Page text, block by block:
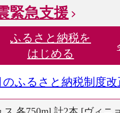
緊急支援
ふるさと納税を
はじめる
のふるさと納税制度